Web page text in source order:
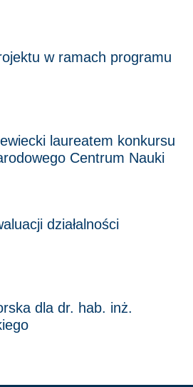
w ramach programu
laureatem konkursu
Centrum Nauki
działalności
dla dr. hab. inż.